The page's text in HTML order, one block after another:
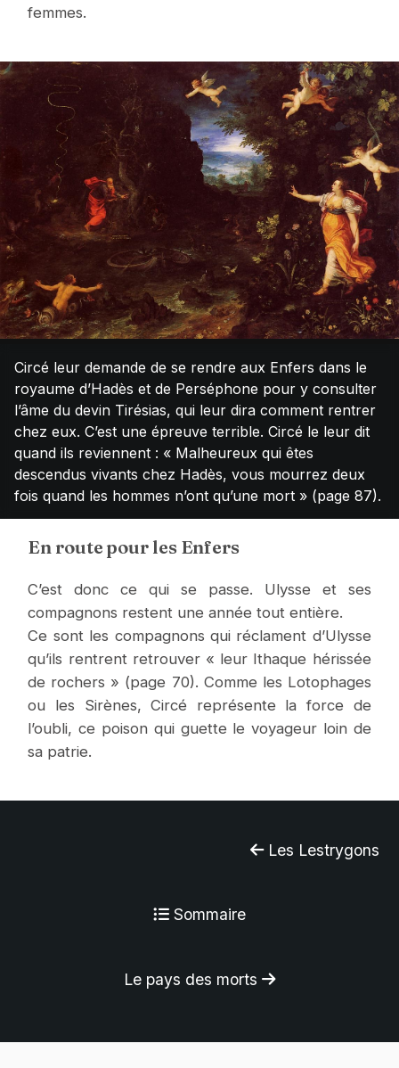
femmes.
Circé leur demande de se rendre aux Enfers dans le
royaume d’Hadès et de Perséphone pour y consulter
l’âme du devin Tirésias, qui leur dira comment rentrer
chez eux. C’est une épreuve terrible. Circé le leur dit
quand ils reviennent : « Malheureux qui êtes
descendus vivants chez Hadès, vous mourrez deux
fois quand les hommes n’ont qu’une mort » (page 87).
En route pour les Enfers
C’est donc ce qui se passe. Ulysse et ses
compagnons restent une année tout entière.
Ce sont les compagnons qui réclament d’Ulysse
qu’ils rentrent retrouver « leur Ithaque hérissée
de rochers » (page 70). Comme les Lotophages
ou les Sirènes, Circé représente la force de
l’oubli, ce poison qui guette le voyageur loin de
sa patrie.
Les Lestrygons
Sommaire
Le pays des morts